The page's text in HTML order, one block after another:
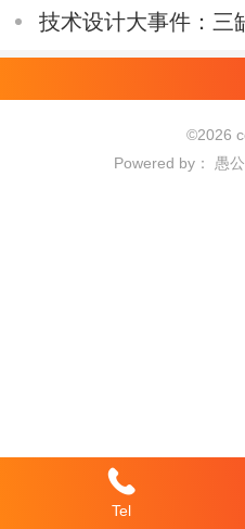
技术设计大事件：三
©2026
Powered by： 愚
Tel